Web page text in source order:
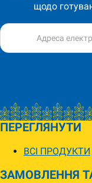
щодо
ПЕРЕГЛЯНУТИ
ВСІ ПРОДУКТИ
ЗАМОВЛЕННЯ